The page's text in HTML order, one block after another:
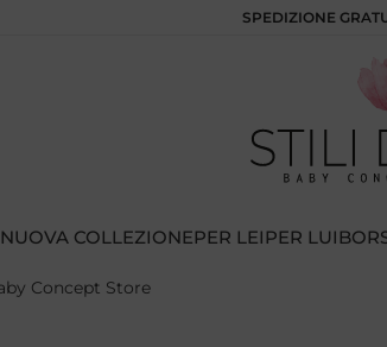
SPEDIZIONE
NUOVA COLLEZIONEPER LEIPER LUI